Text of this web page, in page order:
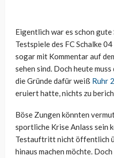
Eigentlich war es schon
Testspiele des FC Schalke
sogar mit Kommentar auf
sehen sind. Doch heute
die Gründe dafür weiß Ruhr
eruiert hatte, nichts zu
Böse Zungen könnten
sportliche Krise Anlass sein
Testauftritt nicht öffentlich
hinaus machen möchte.